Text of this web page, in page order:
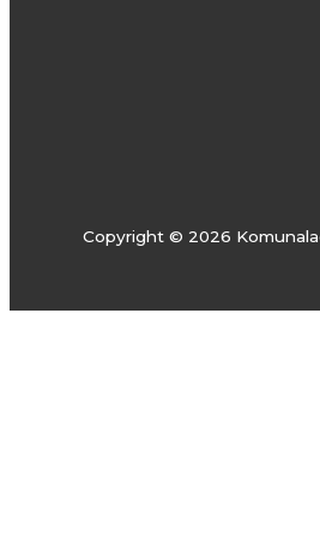
Copyright © 2026